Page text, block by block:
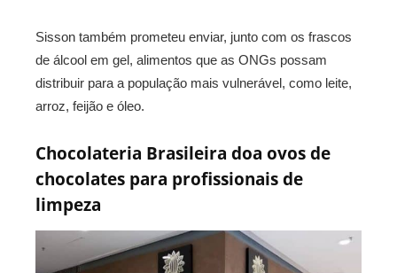
Sisson também prometeu enviar, junto com os frascos
de álcool em gel, alimentos que as ONGs possam
distribuir para a população mais vulnerável, como leite,
arroz, feijão e óleo.
Chocolateria Brasileira doa ovos de
chocolates para profissionais de
limpeza